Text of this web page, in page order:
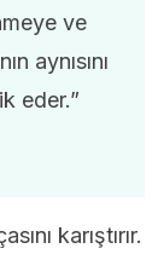
ve
aynısını
eder.”
karıştırır.